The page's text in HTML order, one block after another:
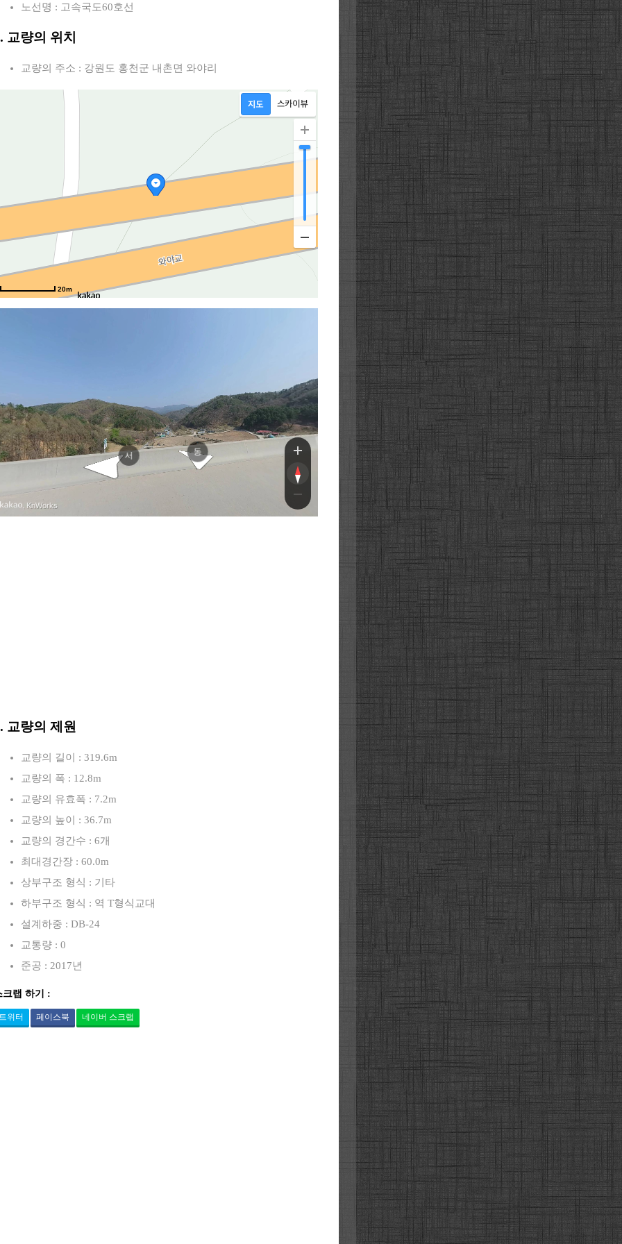
노선명 : 고속국도60호선
교량의 위치
교량의 주소 : 강원도 홍천군 내촌면 와야리
20m
동길
서 동
, KnWorks
교량의 제원
교량의 길이 : 319.6m
교량의 폭 : 12.8m
교량의 유효폭 : 7.2m
교량의 높이 : 36.7m
교량의 경간수 : 6개
최대경간장 : 60.0m
상부구조 형식 : 기타
하부구조 형식 : 역 T형식교대
설계하중 : DB-24
교통량 : 0
준공 : 2017년
크랩 하기 :
위터 페이스북 네이버 스크랩